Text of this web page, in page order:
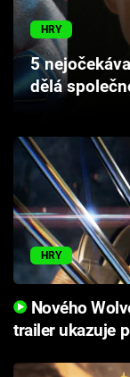
Cool Esport
Pořady
Sledujte
Přihlášení
Sledujte nás
HRY
5
dělá
HRY
Nového
trailer ukazuje